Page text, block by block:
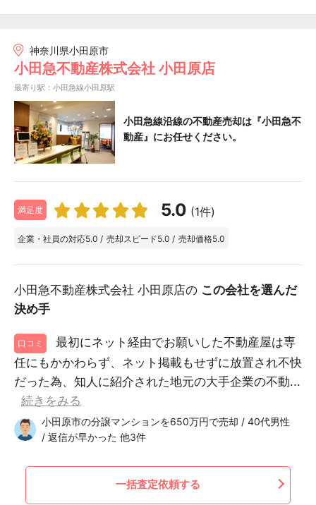
神奈川県小田原市
小田急不動産株式会社 小田原店
最寄り駅：小田急線小田原駅
小田急線沿線の不動産売却は『小田急不
動産』にお任せください。
満足度 5.0 (1件)
企業・社員の対応5.0 / 売却スピード5.0 / 売却価格5.0
小田急不動産株式会社 小田原店の この会社を選んだ
決め手
口コミ
最初にネット経由でお願いした不動産屋は専
任にもかかわらず、ネット掲載もせずに放置され不快
だった為、知人に紹介された地元の大手企業の不動...
続きをみる
小田原市の分譲マンションを650万円で売却 / 40代男性
/ 返信が早かった 他3件
一括査定依頼する